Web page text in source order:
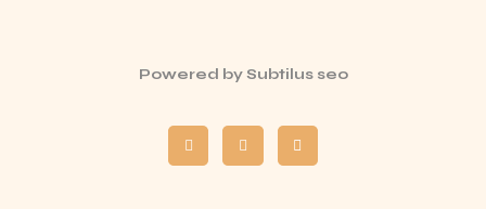
Powered bySubtilus seo